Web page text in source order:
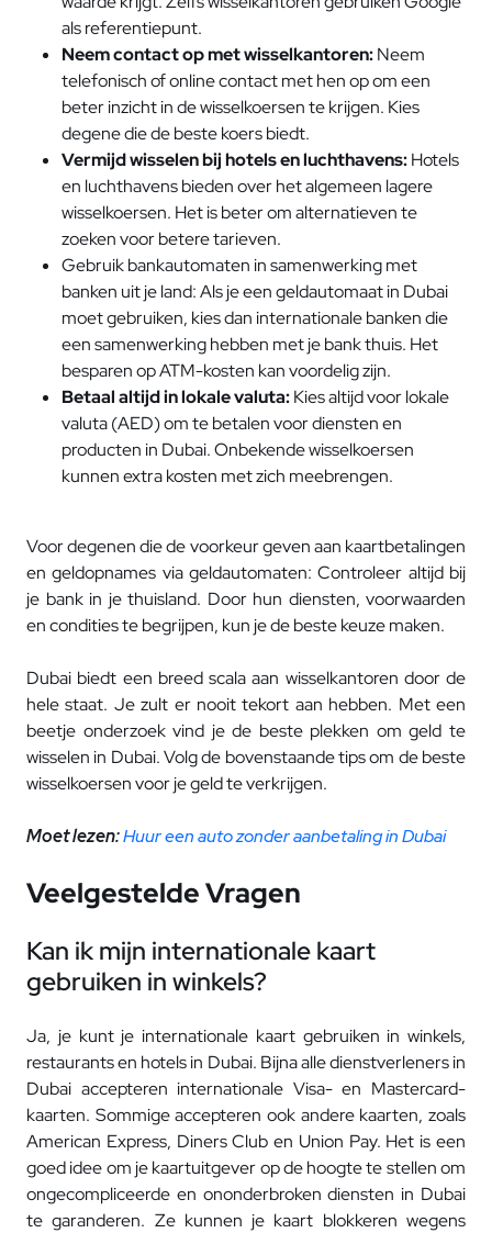
als referentiepunt.
Neem contact op met wisselkantoren:Neem
telefonisch of online contact met hen op om een
beter inzicht in de wisselkoersen te krijgen. Kies
degene die de beste koers biedt.
Vermijd wisselen bij hotels en luchthavens:Hotels
en luchthavens bieden over het algemeen lagere
wisselkoersen. Het is beter om alternatieven te
zoeken voor betere tarieven.
Gebruik bankautomaten in samenwerking met
banken uit je land: Als je een geldautomaat in Dubai
moet gebruiken, kies dan internationale banken die
een samenwerking hebben met je bank thuis. Het
besparen op ATM-kosten kan voordelig zijn.
Betaal altijd in lokale valuta:Kies altijd voor lokale
valuta (AED) om te betalen voor diensten en
producten in Dubai. Onbekende wisselkoersen
kunnen extra kosten met zich meebrengen.
Voor degenen die de voorkeur geven aan kaartbetalingen
en geldopnames via geldautomaten: Controleer altijd bij
je bank in je thuisland. Door hun diensten, voorwaarden
en condities te begrijpen, kun je de beste keuze maken.
Dubai biedt een breed scala aan wisselkantoren door de
hele staat. Je zult er nooit tekort aan hebben. Met een
beetje onderzoek vind je de beste plekken om geld te
wisselen in Dubai. Volg de bovenstaande tips om de beste
wisselkoersen voor je geld te verkrijgen.
Moet lezen:Huur een auto zonder aanbetaling in Dubai
Veelgestelde Vragen
Kan ik mijn internationale kaart
gebruiken in winkels?
Ja, je kunt je internationale kaart gebruiken in winkels,
restaurants en hotels in Dubai. Bijna alle dienstverleners in
Dubai accepteren internationale Visa- en Mastercard-
kaarten. Sommige accepteren ook andere kaarten, zoals
American Express, Diners Club en Union Pay. Het is een
goed idee om je kaartuitgever op de hoogte te stellen om
ongecompliceerde en ononderbroken diensten in Dubai
te garanderen. Ze kunnen je kaart blokkeren wegens